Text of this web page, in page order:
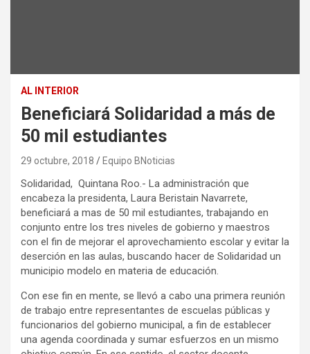
AL INTERIOR
Beneficiará Solidaridad a más de
50 mil estudiantes
29 octubre, 2018 Equipo BNoticias
Solidaridad, Quintana Roo.- La administración que
encabeza la presidenta, Laura Beristain Navarrete,
beneficiará a mas de 50 mil estudiantes, trabajando en
conjunto entre los tres niveles de gobierno y maestros
con el fin de mejorar el aprovechamiento escolar y evitar la
deserción en las aulas, buscando hacer de Solidaridad un
municipio modelo en materia de educación.
Con ese fin en mente, se llevó a cabo una primera reunión
de trabajo entre representantes de escuelas públicas y
funcionarios del gobierno municipal, a fin de establecer
una agenda coordinada y sumar esfuerzos en un mismo